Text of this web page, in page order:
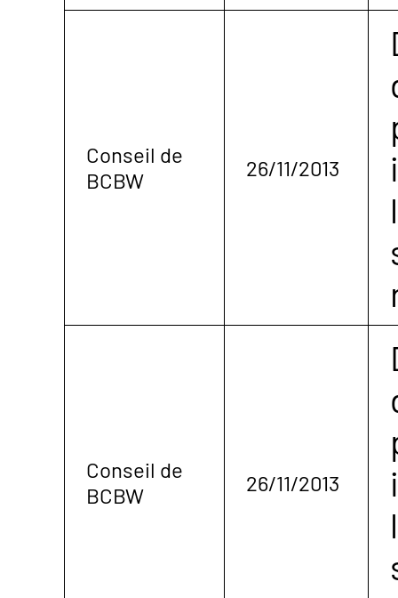
Conseil de
BCBW
26/11/2013
Conseil de
BCBW
26/11/2013